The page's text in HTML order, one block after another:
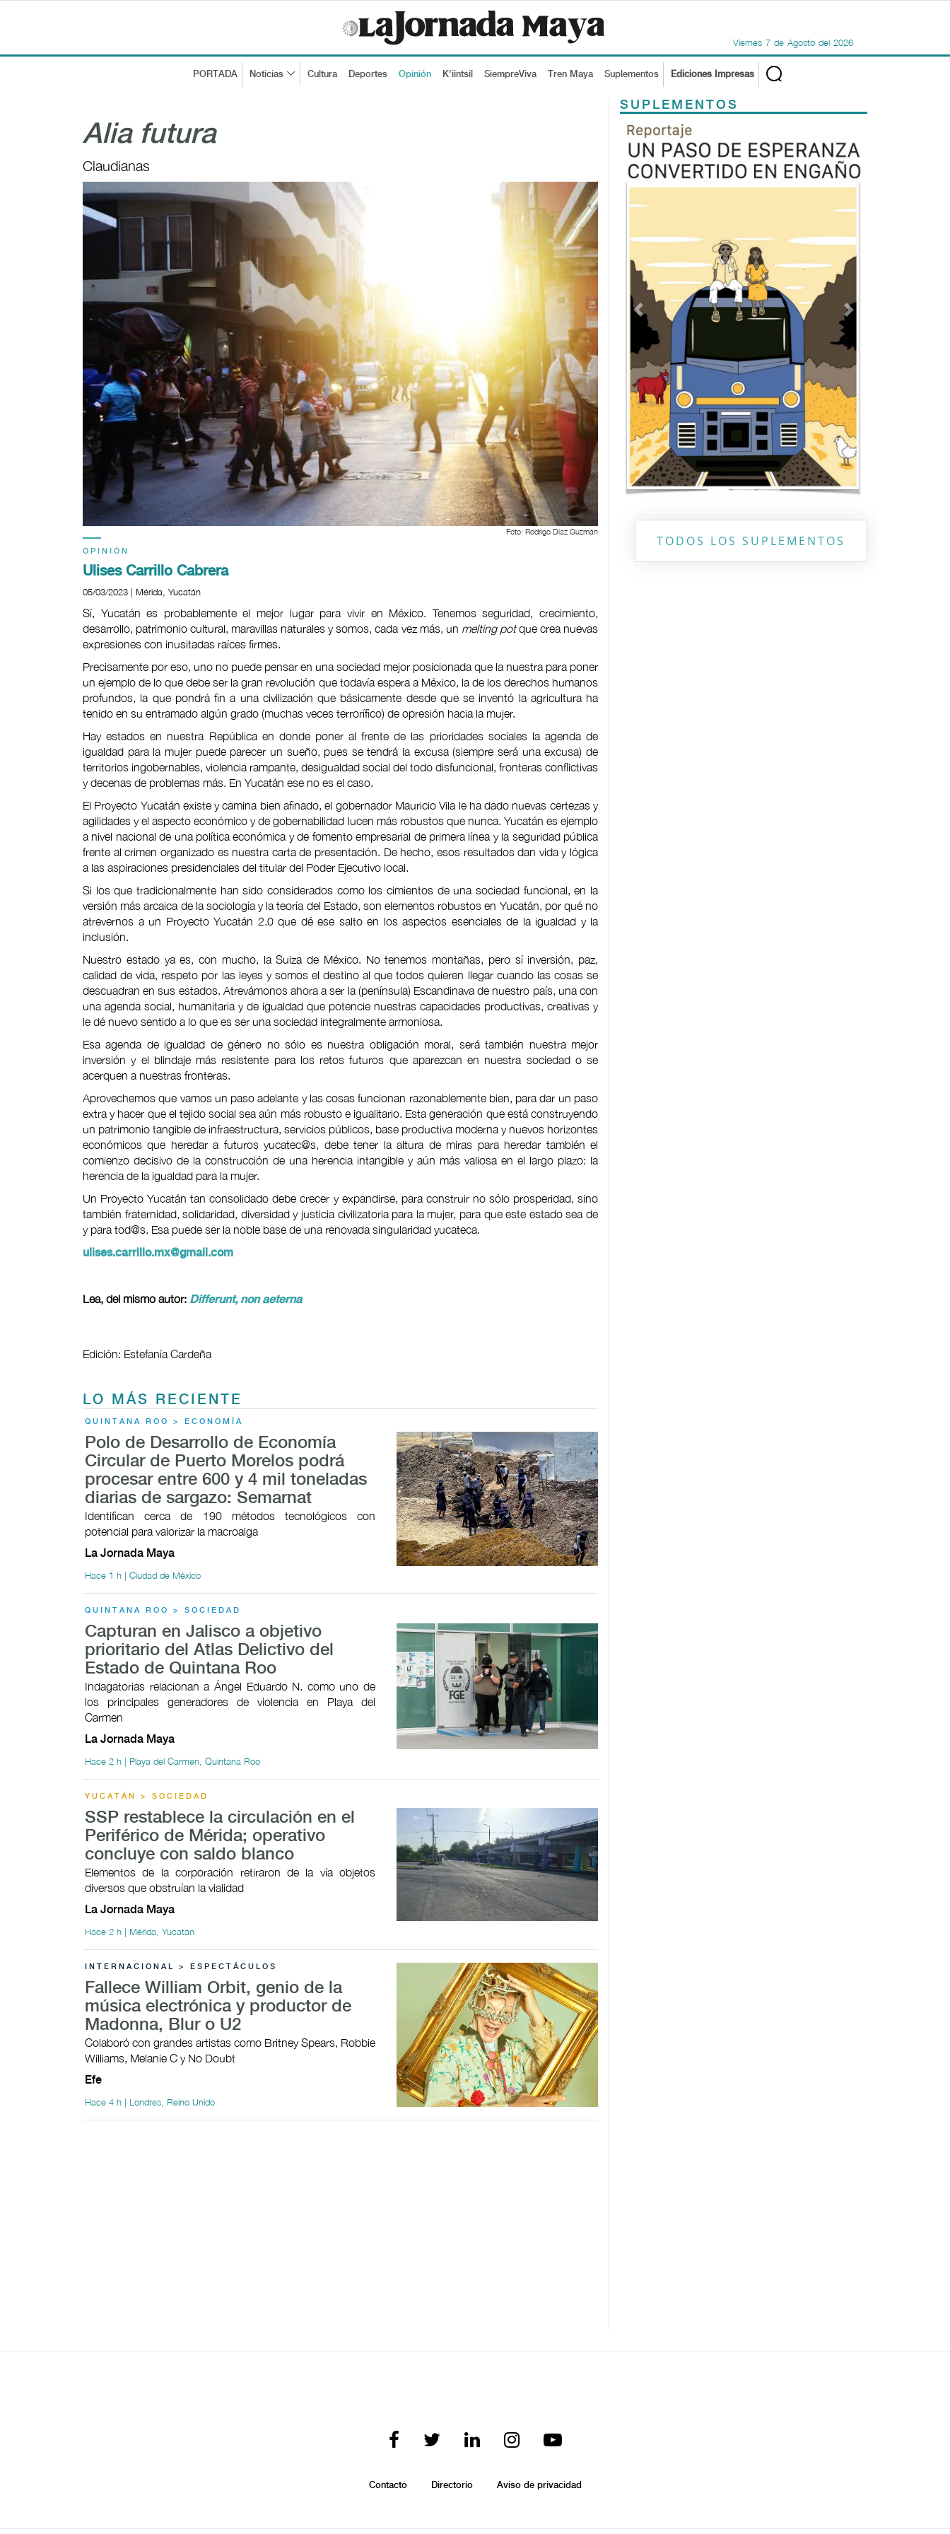
Viernes 7 de Agosto del 2026
PORTADA Noticias Cultura Deportes Opinión K'iintsil SiempreViva Tren Maya Suplementos Ediciones Impresas
Alia futura
Claudianas
Foto: Rodrigo Díaz Guzmán
OPINIÓN
Ulises Carrillo Cabrera
05/03/2023 | Mérida, Yucatán
Sí, Yucatán es probablemente el mejor lugar para vivir en México. Tenemos seguridad, crecimiento,
desarrollo, patrimonio cultural, maravillas naturales y somos, cada vez más, un melting potque crea nuevas
expresiones con inusitadas raíces firmes.
Precisamente por eso, uno no puede pensar en una sociedad mejor posicionada que la nuestra para poner
un ejemplo de lo que debe ser la gran revolución que todavía espera a México, la de los derechos humanos
profundos, la que pondrá fin a una civilización que básicamente desde que se inventó la agricultura ha
tenido en su entramado algún grado (muchas veces terrorífico) de opresión hacia la mujer.
Hay estados en nuestra República en donde poner al frente de las prioridades sociales la agenda de
igualdad para la mujer puede parecer un sueño, pues se tendrá la excusa (siempre será una excusa) de
territorios ingobernables, violencia rampante, desigualdad social del todo disfuncional, fronteras conflictivas
y decenas de problemas más. En Yucatán ese no es el caso.
El Proyecto Yucatán existe y camina bien afinado, el gobernador Mauricio Vila le ha dado nuevas certezas y
agilidades y el aspecto económico y de gobernabilidad lucen más robustos que nunca. Yucatán es ejemplo
a nivel nacional de una política económica y de fomento empresarial de primera línea y la seguridad pública
frente al crimen organizado es nuestra carta de presentación. De hecho, esos resultados dan vida y lógica
a las aspiraciones presidenciales del titular del Poder Ejecutivo local.
Si los que tradicionalmente han sido considerados como los cimientos de una sociedad funcional, en la
versión más arcaica de la sociología y la teoría del Estado, son elementos robustos en Yucatán, por qué no
atrevernos a un Proyecto Yucatán 2.0 que dé ese salto en los aspectos esenciales de la igualdad y la
inclusión.
Nuestro estado ya es, con mucho, la Suiza de México. No tenemos montañas, pero sí inversión, paz,
calidad de vida, respeto por las leyes y somos el destino al que todos quieren llegar cuando las cosas se
descuadran en sus estados. Atrevámonos ahora a ser la (península) Escandinava de nuestro país, una con
una agenda social, humanitaria y de igualdad que potencie nuestras capacidades productivas, creativas y
le dé nuevo sentido a lo que es ser una sociedad integralmente armoniosa.
Esa agenda de igualdad de género no sólo es nuestra obligación moral, será también nuestra mejor
inversión y el blindaje más resistente para los retos futuros que aparezcan en nuestra sociedad o se
acerquen a nuestras fronteras.
Aprovechemos que vamos un paso adelante y las cosas funcionan razonablemente bien, para dar un paso
extra y hacer que el tejido social sea aún más robusto e igualitario. Esta generación que está construyendo
un patrimonio tangible de infraestructura, servicios públicos, base productiva moderna y nuevos horizontes
económicos que heredar a futuros yucatec@s, debe tener la altura de miras para heredar también el
comienzo decisivo de la construcción de una herencia intangible y aún más valiosa en el largo plazo: la
herencia de la igualdad para la mujer.
Un Proyecto Yucatán tan consolidado debe crecer y expandirse, para construir no sólo prosperidad, sino
también fraternidad, solidaridad, diversidad y justicia civilizatoria para la mujer, para que este estado sea de
y para tod@s. Esa puede ser la noble base de una renovada singularidad yucateca.
ulises.carrillo.mx@gmail.com
Lea, del mismo autor: Differunt, non aeterna
Edición: Estefanía Cardeña
LO MÁS RECIENTE
QUINTANA ROO > ECONOMÍA
Polo de Desarrollo de Economía
Circular de Puerto Morelos podrá
procesar entre 600 y 4 mil toneladas
diarias de sargazo: Semarnat
Identifican cerca de 190 métodos tecnológicos con
potencial para valorizar la macroalga
La Jornada Maya
Hace 1 h | Ciudad de México
QUINTANA ROO > SOCIEDAD
Capturan en Jalisco a objetivo
prioritario del Atlas Delictivo del
Estado de Quintana Roo
Indagatorias relacionan a Ángel Eduardo N. como uno de
los principales generadores de violencia en Playa del
Carmen
La Jornada Maya
Hace 2 h | Playa del Carmen, Quintana Roo
YUCATÁN > SOCIEDAD
SSP restablece la circulación en el
Periférico de Mérida; operativo
concluye con saldo blanco
Elementos de la corporación retiraron de la vía objetos
diversos que obstruían la vialidad
La Jornada Maya
Hace 2 h | Mérida, Yucatán
INTERNACIONAL > ESPECTÁCULOS
Fallece William Orbit, genio de la
música electrónica y productor de
Madonna, Blur o U2
Colaboró con grandes artistas como Britney Spears, Robbie
Williams, Melanie C y No Doubt
Efe
Hace 4 h | Londres, Reino Unido
SUPLEMENTOS
Previous Next
TODOS LOS SUPLEMENTOS
Contacto Directorio Aviso de privacidad